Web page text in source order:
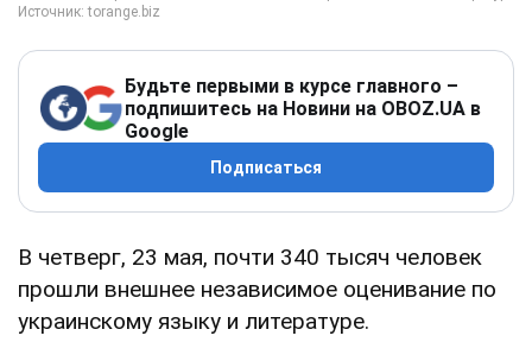
Будьте первыми в курсе главного –
подпишитесь на Новини на OBOZ.UA в
Google
Подписаться
В четверг, 23 мая, почти 340 тысяч человек
прошли внешнее независимое оценивание по
украинскому языку и литературе.